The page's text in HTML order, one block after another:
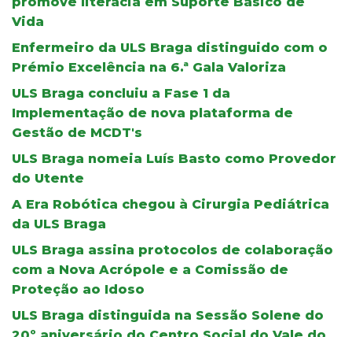
Vida
Enfermeiro da ULS Braga distinguido com o
Prémio Excelência na 6.ª Gala Valoriza
ULS Braga concluiu a Fase 1 da
Implementação de nova plataforma de
Gestão de MCDT's
ULS Braga nomeia Luís Basto como Provedor
do Utente
A Era Robótica chegou à Cirurgia Pediátrica
da ULS Braga
ULS Braga assina protocolos de colaboração
com a Nova Acrópole e a Comissão de
Proteção ao Idoso
ULS Braga distinguida na Sessão Solene do